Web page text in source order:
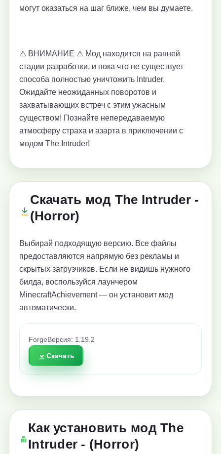
могут оказаться на шаг ближе, чем вы думаете.
⚠ ВНИМАНИЕ ⚠ Мод находится на ранней
стадии разработки, и пока что не существует
способа полностью уничтожить Intruder.
Ожидайте неожиданных поворотов и
захватывающих встреч с этим ужасным
существом! Познайте непередаваемую
атмосферу страха и азарта в приключении с
модом The Intruder!
Скачать мод The Intruder -
(Horror)
Выбирай подходящую версию. Все файлы
предоставляются напрямую без рекламы и
скрытых загрузчиков. Если не видишь нужного
билда, воспользуйся лаунчером
MinecraftAchievement — он установит мод
автоматически.
Forge Версия: 1.19.2
Скачать
Как установить мод The
Intruder - (Horror)